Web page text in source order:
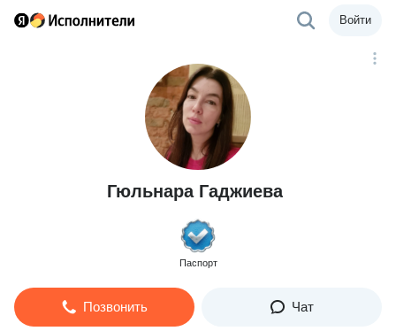
Войти
Гюльнара Гаджиева
Паспорт
Позвонить Чат